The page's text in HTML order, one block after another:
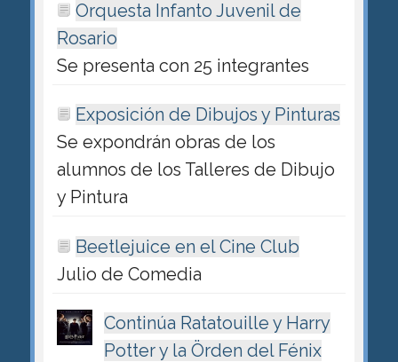
Orquesta Infanto Juvenil de
Rosario
Se presenta con 25 integrantes
Exposición de Dibujos y Pinturas
Se expondrán obras de los
alumnos de los Talleres de Dibujo
y Pintura
Beetlejuice en el Cine Club
Julio de Comedia
Continúa Ratatouille y Harry
Potter y la Örden del Fénix